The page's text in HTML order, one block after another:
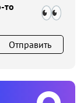
то
Отправить